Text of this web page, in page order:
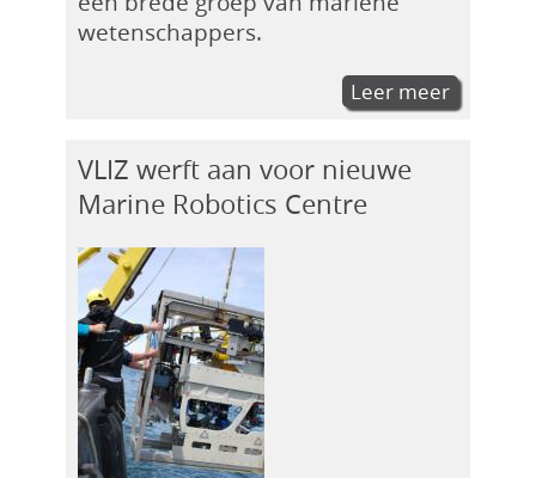
wetenschappers.
Leer meer
VLIZ werft aan voor nieuwe
Marine Robotics Centre